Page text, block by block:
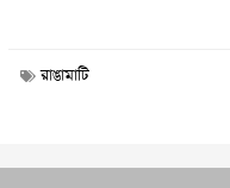
রাঙামাটি